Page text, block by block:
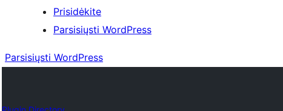
Prisidėkite
Parsisiųsti WordPress
Parsisiųsti WordPress